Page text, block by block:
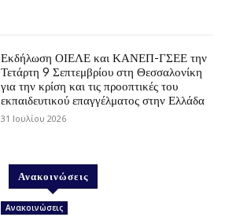
Εκδήλωση ΟΙΕΛΕ και ΚΑΝΕΠ-ΓΣΕΕ την
Τετάρτη 9 Σεπτεμβρίου στη Θεσσαλονίκη
για την κρίση και τις προοπτικές του
εκπαιδευτικού επαγγέλματος στην Ελλάδα
31 Ιουλίου 2026
Ανακοινώσεις
Ανακοινώσεις